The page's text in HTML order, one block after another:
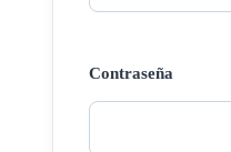
Contraseña